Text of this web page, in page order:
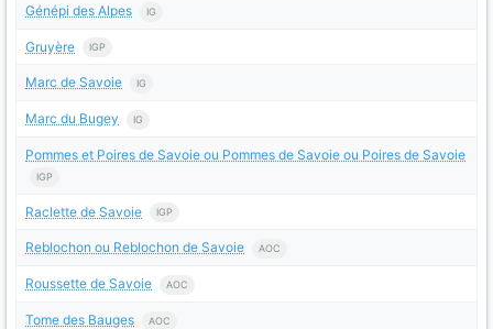
Génépi des Alpes IG
Gruyère IGP
Marc de Savoie IG
Marc du Bugey IG
Pommes et Poires de Savoie ou Pommes de Savoie ou Poires de Savoie
IGP
Raclette de Savoie IGP
Reblochon ou Reblochon de Savoie AOC
Roussette de Savoie AOC
Tome des Bauges AOC